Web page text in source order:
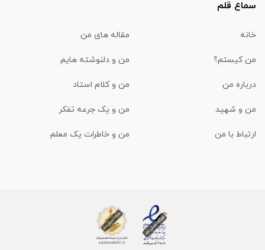
سماع قلم
خانه مقاله های من
من کیستم؟ من و دلنوشته هایم
درباره من من و کلام استاد
من و شهید من و یک جرعه تفکر
ارتباط با من من و خاطرات یک معلم